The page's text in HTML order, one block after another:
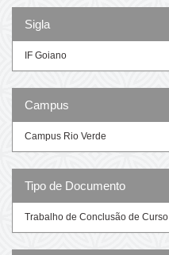
Sigla
IF Goiano
Campus
Campus Rio Verde
Tipo de Documento
Trabalho de Conclusão de Curso